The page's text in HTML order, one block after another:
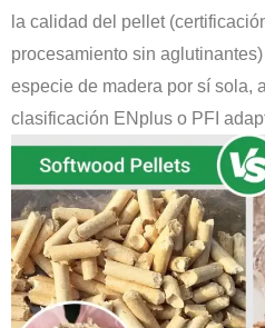
la calidad del pellet
procesamiento sin
especie de madera por sí sola,
clasificación ENplus o PFI